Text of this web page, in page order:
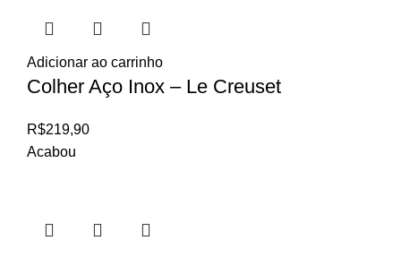
Adicionar ao carrinho
Colher Aço Inox – Le Creuset
R$219,90
Acabou